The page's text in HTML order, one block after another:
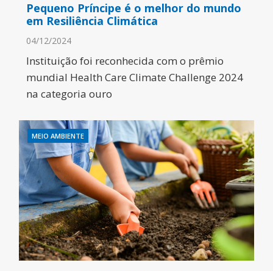
Pequeno Príncipe é o melhor do mundo
em Resiliência Climática
04/12/2024
Instituição foi reconhecida com o prêmio
mundial Health Care Climate Challenge 2024
na categoria ouro
MEIO AMBIENTE